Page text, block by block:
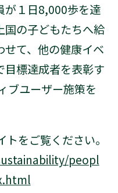
が１日8,000歩を達
国の子どもたちへ給
て、他の健康イベ
目標達成者を表彰す
ブユーザー施策を
をご覧ください。
peopl